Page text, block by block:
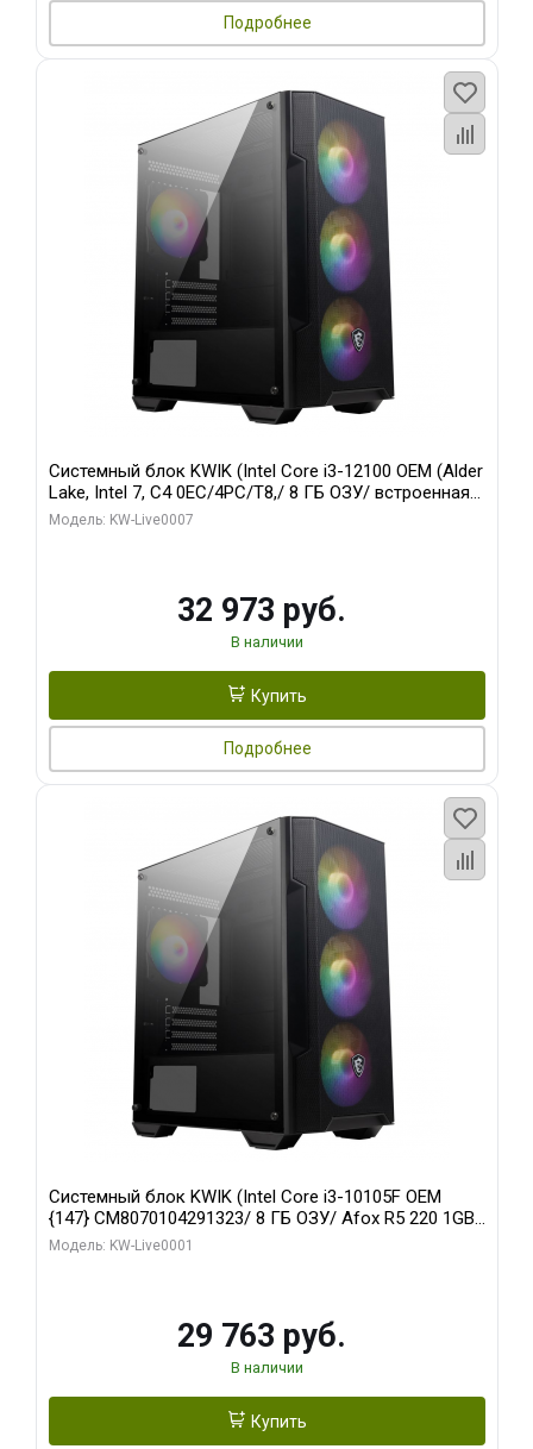
Подробнее
Системный блок KWIK (Intel Core i3-12100 OEM (Alder
Lake, Intel 7, C4 0EC/4PC/T8,/ 8 ГБ ОЗУ/ встроенная
графика/ 128 ГБ SSD)
Модель: KW-Live0007
32 973 руб.
В наличии
Купить
Подробнее
Системный блок KWIK (Intel Core i3-10105F OEM
{147} CM8070104291323/ 8 ГБ ОЗУ/ Afox R5 220 1GB
DDR3 64bit VGA DVI HDMI 1FAN LP RTL / 128 ГБ SSD)
Модель: KW-Live0001
29 763 руб.
В наличии
Купить